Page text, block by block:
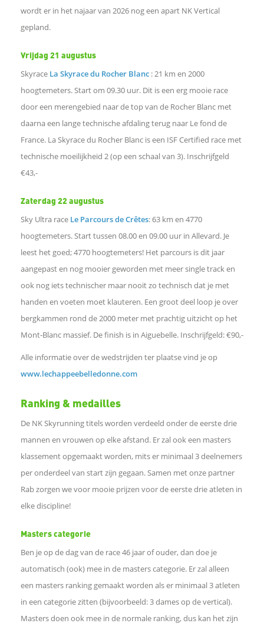
i
k
I
W
h
a
A
p
i
k
o
wordt er in het najaar van 2026 nog een apart NK Vertical
gepland.
Vrijdag 21 augustus
Skyrace La Skyrace du Rocher Blanc : 21 km en 2000
hoogtemeters. Start om 09.30 uur. Dit is een erg mooie race
door een merengebied naar de top van de Rocher Blanc met
daarna een lange technische afdaling terug naar Le fond de
France. La Skyrace du Rocher Blanc is een ISF Certified race met
technische moeilijkheid 2 (op een schaal van 3). Inschrijfgeld
€43,-
Zaterdag 22 augustus
Sky Ultra race Le Parcours de Crêtes: 63 km en 4770
hoogtemeters. Start tussen 08.00 en 09.00 uur in Allevard. Je
leest het goed; 4770 hoogtemeters! Het parcours is dit jaar
aangepast en nog mooier geworden met meer single track en
ook nog iets technischer maar nooit zo technisch dat je met
handen en voeten moet klauteren. Een groot deel loop je over
bergkammen rond de 2000 meter met prachtig uitzicht op het
Mont-Blanc massief. De finish is in Aiguebelle. Inschrijfgeld: €90,-
Alle informatie over de wedstrijden ter plaatse vind je op
www.lechappeebelledonne.com
Ranking & medailles
De NK Skyrunning titels worden verdeeld onder de eerste drie
mannen en vrouwen op elke afstand. Er zal ook een masters
klassement opgemaakt worden, mits er minimaal 3 deelnemers
per onderdeel van start zijn gegaan. Samen met onze partner
Rab zorgen we voor mooie prijzen voor de eerste drie atleten in
elke discipline!
Masters categorie
Ben je op de dag van de race 46 jaar of ouder, dan doe je
automatisch (ook) mee in de masters categorie. Er zal alleen
een masters ranking gemaakt worden als er minimaal 3 atleten
in een categorie zitten (bijvoorbeeld: 3 dames op de vertical).
Masters doen ook mee in de normale ranking, dus kan het zijn